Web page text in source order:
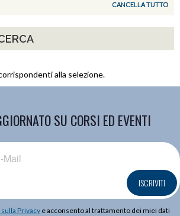
CANCELLA TUTTO
alla selezione.
SU CORSI ED EVENTI
ISCRIVITI
Privacye acconsento al trattamento dei miei dati